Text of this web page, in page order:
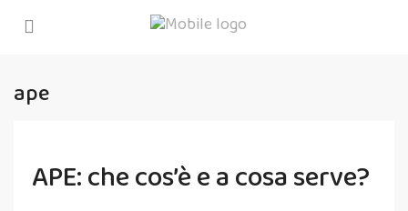
ape
APE: che cos’è e a cosa serve?